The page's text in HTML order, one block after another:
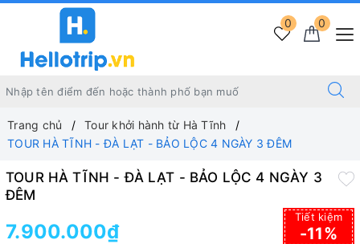
0
0
Trang chủ
Tour khởi hành từ Hà Tĩnh
TOUR HÀ TĨNH - ĐÀ LẠT - BẢO LỘC 4 NGÀY 3 ĐÊM
TOUR HÀ TĨNH - ĐÀ LẠT - BẢO LỘC 4 NGÀY 3
ĐÊM
7.900.000₫
Tiết kiệm
-11%